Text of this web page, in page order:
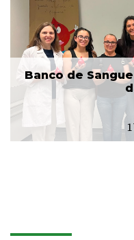
Banco de